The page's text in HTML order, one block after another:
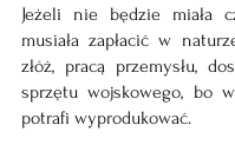
Jeżeli nie będzie miała
musiała zapłacić w
złóż, pracą przemysłu,
sprzętu wojskowego, bo
potrafi wyprodukować.